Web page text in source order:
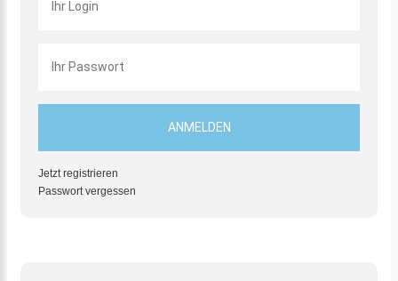
Jetzt registrieren
Passwort vergessen